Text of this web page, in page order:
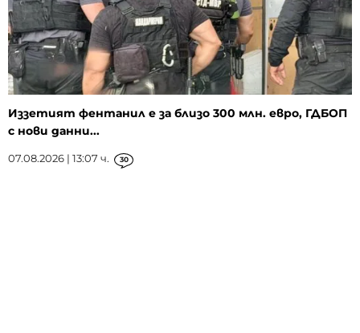
Иззетият фентанил е за близо 300 млн. евро, ГДБОП
с нови данни...
07.08.2026 | 13:07 ч. 30